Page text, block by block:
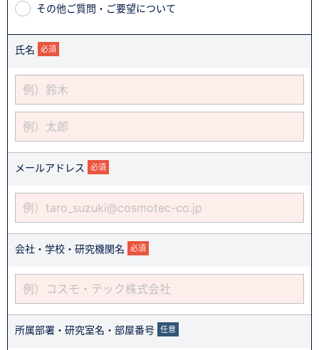
その他ご質問・ご要望について
氏名 必須
メールアドレス 必須
会社・学校・研究機関名 必須
所属部署・研究室名・部屋番号 任意